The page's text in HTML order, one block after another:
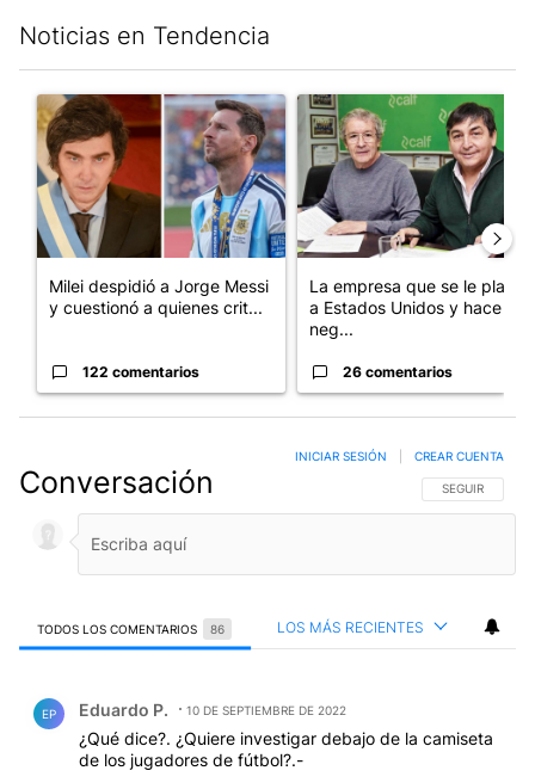
Noticias en Tendencia
Un artículo de tendencia con el título "Milei despidió a Jorge
Milei despidió a Jorge Messi
y cuestionó a quienes crit...
122 comentarios
Un artículo de tendencia con
La empresa que se le plantó
a Estados Unidos y hace
neg...
26 comentarios
Conversación SIGA ESTA
SEGUIR
INICIAR SESIÓN CREAR CUENTA
TODOS LOS COMENTARIOS 86 LOS MÁS RECIENTES
EP Eduardo P. 10 DE SEPTIEMBRE DE 2022
¿Qué dice?. ¿Quiere investigar debajo de la camiseta
de los jugadores de fútbol?.-